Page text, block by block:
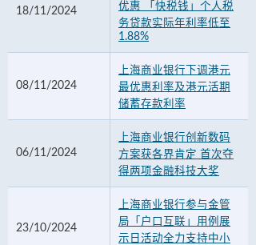
18/11/2024
优惠 「快税钱」个人税
务贷款实际年利率低至
1.88%
08/11/2024
上海商业银行下调港元
最优惠利率及港元活期
储蓄存款利率
06/11/2024
上海商业银行创新数码
方案获各界肯定 首次夺
得两项金融科技大奖
23/10/2024
上海商业银行参与金管
局「户口互联」用例展
示日活动全力支持中小